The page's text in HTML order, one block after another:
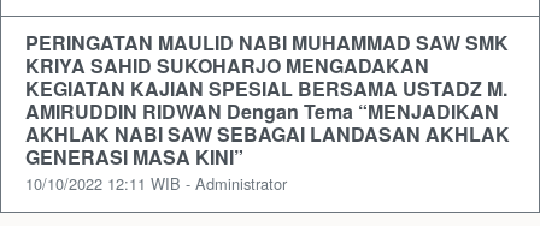
PERINGATAN MAULID NABI MUHAMMAD SAW SMK
KRIYA SAHID SUKOHARJO MENGADAKAN
KEGIATAN KAJIAN SPESIAL BERSAMA USTADZ M.
AMIRUDDIN RIDWAN Dengan Tema “MENJADIKAN
AKHLAK NABI SAW SEBAGAI LANDASAN AKHLAK
GENERASI MASA KINI”
10/10/2022 12:11 WIB - Administrator